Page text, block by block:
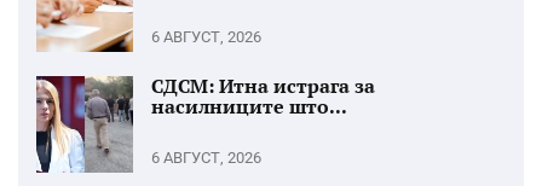
6 АВГУСТ, 2026
СДСМ: Итна истрага за
насилниците што...
6 АВГУСТ, 2026